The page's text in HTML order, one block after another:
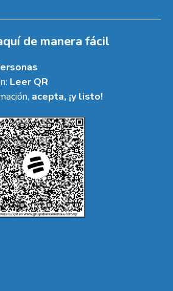
de manera fácil
Leer QR
acepta, ¡y listo!